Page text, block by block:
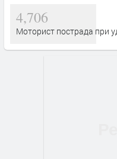
4,706
Моторист пострада при